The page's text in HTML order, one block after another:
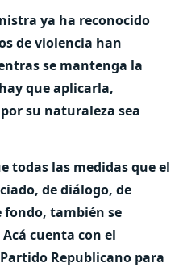
ya ha reconocido
de violencia han
se mantenga la
que aplicarla,
su naturaleza sea
todas las medidas que el
de diálogo, de
fondo, también se
cuenta con el
Republicano para